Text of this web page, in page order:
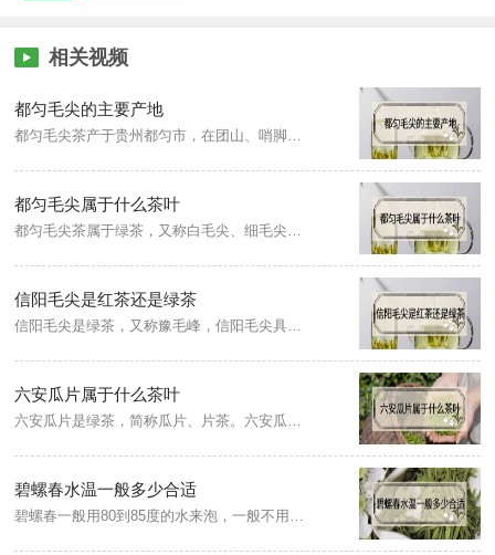
相关视频
都匀毛尖的主要产地
都匀毛尖茶产于贵州都匀市，在团山、哨脚、大槽一带，这里山谷起伏，海拔千米，峡谷溪流，林木苍郁，云雾笼罩，冬无严寒，夏无酷暑，四季宜人，土层深厚，土壤疏松湿润，内含大量的铁质和磷酸盐，这些特殊的自然条件不仅适宜茶树的生长，而且也形成了都匀毛尖的独特风格。
都匀毛尖属于什么茶叶
都匀毛尖茶属于绿茶，又称白毛尖、细毛尖、雀舌茶，是中国十大名茶之一，产于贵州都匀市，在团山、哨脚、大槽一带，其外形匀整、色泽翠绿、白毫显露、条索卷曲、香气清嫩、滋味鲜浓、回味甘甜、汤色清澈、叶底明亮、芽头肥壮。
信阳毛尖是红茶还是绿茶
信阳毛尖是绿茶，又称豫毛峰，信阳毛尖具有“细、圆、光、直、多白毫、香高、味浓、汤色绿”的独特风格。
六安瓜片属于什么茶叶
六安瓜片是绿茶，简称瓜片、片茶。六安瓜片是无芽无梗的茶叶，由单片生叶制成，确保茶味浓而不苦，香而不涩。
碧螺春水温一般多少合适
碧螺春一般用80到85度的水来泡，一般不用刚烧沸的开水，这样可使茶汤清澈明亮，香气纯而不钝，滋味鲜而不熟，叶底明而不暗，饮之可口。